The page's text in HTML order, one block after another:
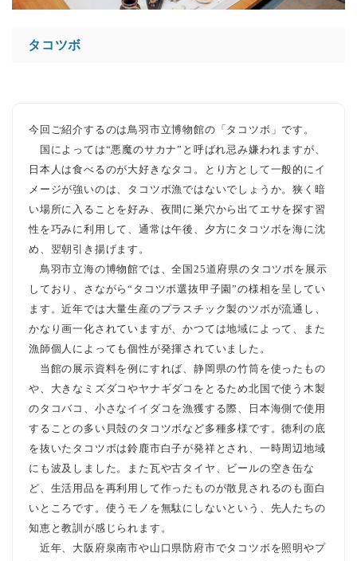
タコツボ
今回ご紹介するのは鳥羽市立博物館の 「タコツボ」です。
国によっては“悪魔のサカナ”と呼ばれ忌み嫌われますが、
日本人は食べるのが大好きなタコ。とり方として一般的にイ
メージが強いのは、タコツボ漁ではないでしょうか。狭く暗
い場所に入ることを好み、夜間に巣穴から出てエサを探す習
性を巧みに利用して、通常は午後、夕方にタコツボを海に沈
め、翌朝引き揚げます。
鳥羽市立海の博物館では、全国25道府県のタコツボを展示
しており、さながら“タコツボ選抜甲子園”の様相を呈してい
ます。近年では大量生産のプラスチック製のツボが流通し、
かなり画一化されていますが、かつては地域によって、また
漁師個人によっても個性が発揮されていました。
当館の展示資料を例にすれば、静岡県の竹筒を使ったもの
や、大きなミズダコやヤナギダコをとるため北国で使う木製
のタコバコ、小さなイイダコを漁獲する際、日本海側で使用
することの多い貝殻のタコツボなど多種多様です。徳利の底
を抜いたタコツボは鈴鹿市白子が発祥とされ、一時周辺地域
にも波及しました。また瓦や古タイヤ、ビールの空き缶な
ど、生活用品を再利用して作ったものが散見されるのも面白
いところです。使うモノを無駄にしないという、先人たちの
知恵と教訓が感じられます。
近年、大阪府泉南市や山口県防府市でタコツボを照明やプ